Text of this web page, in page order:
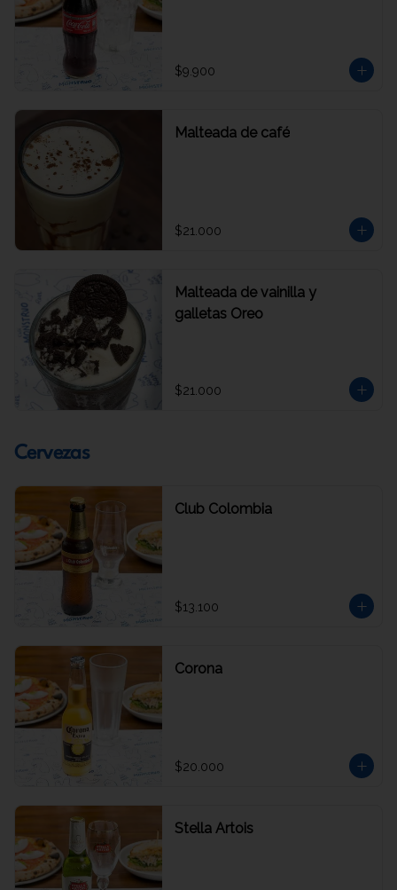
$9.900
Malteada de café
$21.000
Malteada de vainilla y
galletas Oreo
$21.000
Cervezas
Club Colombia
$13.100
Corona
$20.000
Stella Artois